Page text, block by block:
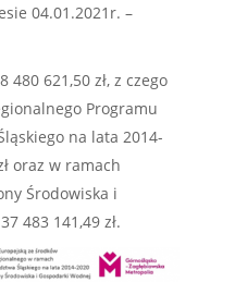
04.01.2021r. –
621,50 zł, z czego
Programu
na lata 2014-
oraz w ramach
Środowiska i
483 141,49 zł.